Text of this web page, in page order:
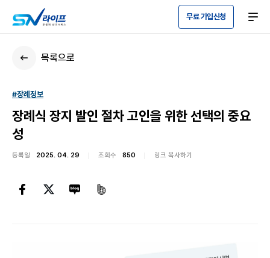
무료 가입신청
목록으로
#장례정보
장례식 장지 발인 절차 고인을 위한 선택의 중요
성
등록일 2025. 04. 29 조회수 850 링크 복사하기